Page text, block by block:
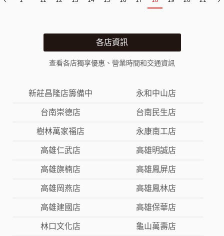
各店資訊
查看各店獨享優惠、營業時間和交通資訊
新莊昌隆店籌備中 永和中山店
台南崇德店 台南民生店
樹林萬家福店 永康南工店
高雄仁武店 高雄明誠店
高雄旗楠店 高雄鳳屏店
高雄岡燕店 高雄鳳林店
高雄建國店 高雄保華店
林口文化店 龜山萬壽店